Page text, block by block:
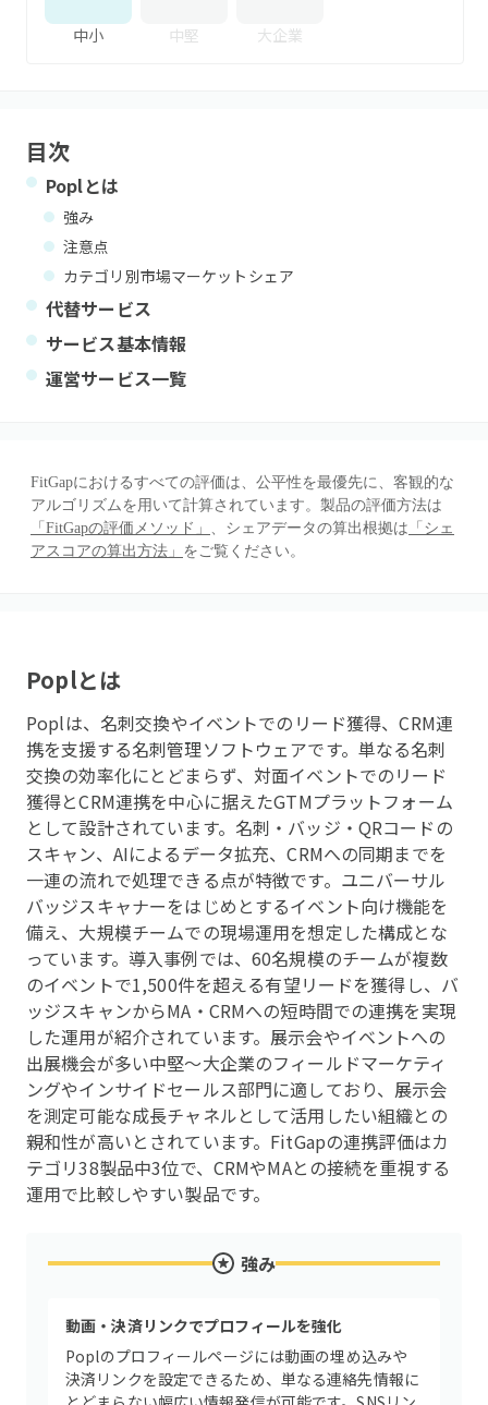
中小 中堅 大企業
目次
Poplとは
強み
注意点
カテゴリ別市場マーケットシェア
代替サービス
サービス基本情報
運営サービス一覧
FitGapにおけるすべての評価は、公平性を最優先に、客観的な
アルゴリズムを用いて計算されています。製品の評価方法は
「FitGapの評価メソッド」 、シェアデータの算出根拠は 「シェ
アスコアの算出方法」 をご覧ください。
Poplとは
Poplは、名刺交換やイベントでのリード獲得、CRM連
携を支援する名刺管理ソフトウェアです。単なる名刺
交換の効率化にとどまらず、対面イベントでのリード
獲得とCRM連携を中心に据えたGTMプラットフォーム
として設計されています。名刺・バッジ・QRコードの
スキャン、AIによるデータ拡充、CRMへの同期までを
一連の流れで処理できる点が特徴です。ユニバーサル
バッジスキャナーをはじめとするイベント向け機能を
備え、大規模チームでの現場運用を想定した構成とな
っています。導入事例では、60名規模のチームが複数
のイベントで1,500件を超える有望リードを獲得し、バ
ッジスキャンからMA・CRMへの短時間での連携を実現
した運用が紹介されています。展示会やイベントへの
出展機会が多い中堅〜大企業のフィールドマーケティ
ングやインサイドセールス部門に適しており、展示会
を測定可能な成長チャネルとして活用したい組織との
親和性が高いとされています。FitGapの連携評価はカ
テゴリ38製品中3位で、CRMやMAとの接続を重視する
運用で比較しやすい製品です。
強み
動画・決済リンクでプロフィールを強化
Poplのプロフィールページには動画の埋め込みや
決済リンクを設定できるため、単なる連絡先情報に